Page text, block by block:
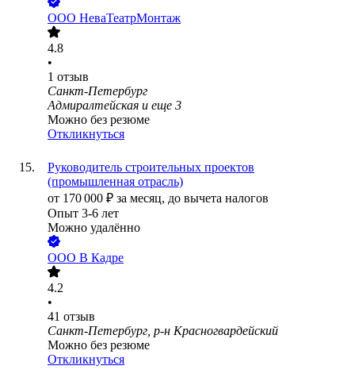
ООО НеваТеатрМонтаж
4.8
•
1 отзыв
Санкт-Петербург
Адмиралтейская и еще 3
Можно без резюме
Откликнуться
Руководитель строительных проектов
(промышленная отрасль)
от 170 000 ₽ за месяц, до вычета налогов
Опыт 3-6 лет
Можно удалённо
ООО В Кадре
4.2
•
41 отзыв
Санкт-Петербург, р-н Красногвардейский
Можно без резюме
Откликнуться